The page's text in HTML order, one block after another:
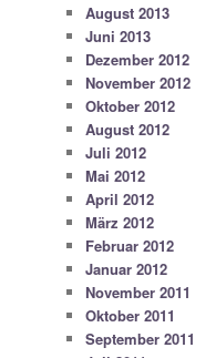
August 2013
Juni 2013
Dezember 2012
November 2012
Oktober 2012
August 2012
Juli 2012
Mai 2012
April 2012
März 2012
Februar 2012
Januar 2012
November 2011
Oktober 2011
September 2011